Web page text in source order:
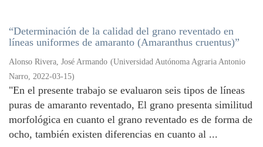
“Determinación de la calidad del grano reventado en
líneas uniformes de amaranto (Amaranthus cruentus)”
Alonso Rivera, José Armando (Universidad Autónoma Agraria Antonio
Narro, 2022-03-15)
"En el presente trabajo se evaluaron seis tipos de líneas
puras de amaranto reventado, El grano presenta similitud
morfológica en cuanto el grano reventado es de forma de
ocho, también existen diferencias en cuanto al ...